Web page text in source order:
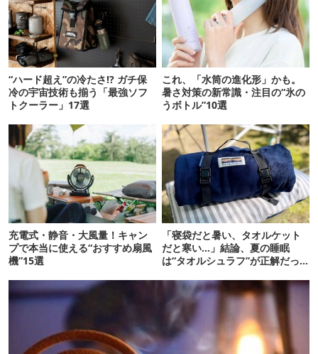
“ハード超え”の冷たさ!? ガチ保
冷の宇宙技術も揃う「最強ソフ
トクーラー」17選
これ、「水筒の進化形」かも。
暑さ対策の新常識・注目の“氷の
うボトル”10選
充電式・静音・大風量！キャン
プで本当に使える“おすすめ扇風
機”15選
「寝袋だと暑い、タオルケット
だと寒い…」結論、夏の睡眠
は“タオルシュラフ”が正解だっ